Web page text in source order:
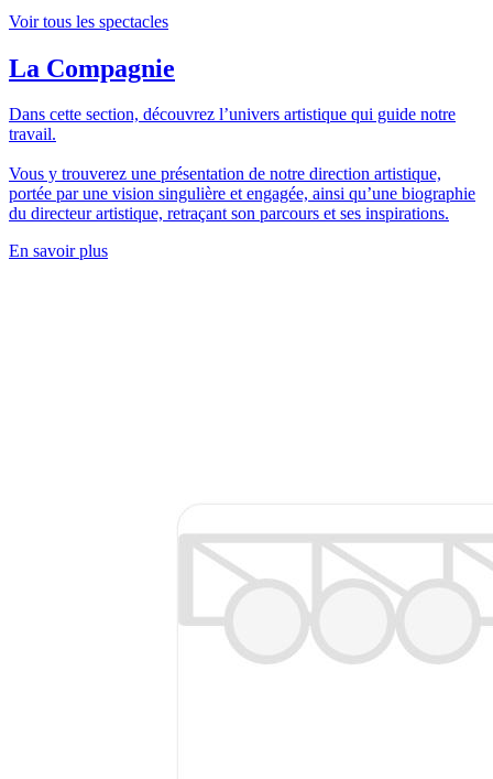
Voir tous les spectacles
La Compagnie
Dans cette section, découvrez l’univers artistique qui guide notre
travail.
Vous y trouverez une présentation de notre direction artistique,
portée par une vision singulière et engagée, ainsi qu’une biographie
du directeur artistique, retraçant son parcours et ses inspirations.
En savoir plus